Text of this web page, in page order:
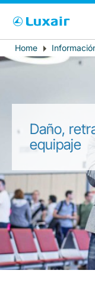
LuxairTours
País de residencia
Breadcrumb
Home
Daño,
equipaje